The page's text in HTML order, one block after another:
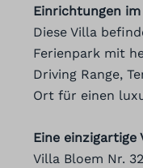
Waschen
Einrichtungen
Diese Villa
Ferienpark mit
Driving Range,
Ort für einen
Eine
Villa Bloem Nr.